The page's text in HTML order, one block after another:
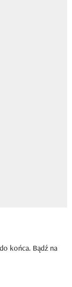
końca. Bądź na